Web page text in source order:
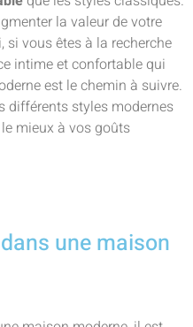
la valeur de votre
si vous êtes à la recherche
intime et confortable qui
est le chemin à suivre.
différents styles modernes
mieux à vos goûts
une maison